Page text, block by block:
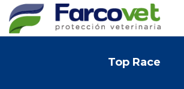
Top Race